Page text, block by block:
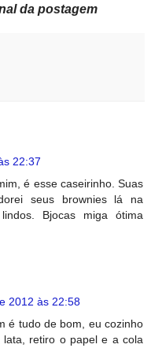
da postagem
22:37
é esse caseirinho. Suas
seus brownies lá na
Bjocas miga ótima
2012 às 22:58
é tudo de bom, eu cozinho
retiro o papel e a cola